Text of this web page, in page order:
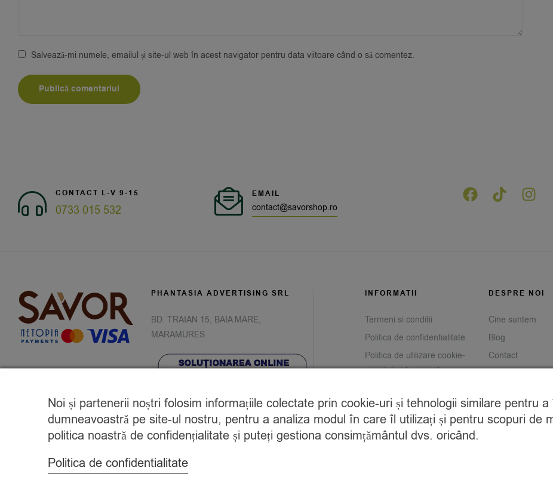
Salvează-mi numele, emailul și site-ul web în acest navigator pentru data viitoare când o să comentez.
CONTACT L-V 9-15
0733 015 532
EMAIL
contact@savorshop.ro
PHANTASIA ADVERTISING SRL
BD. TRAIAN 15, BAIA MARE,
MARAMURES
INFORMATII
Termeni si conditii
Politica de confidentialitate
Politica de utilizare cookie-
uri și tehnologii similare
caracter personal
Returnare produse
Savor Club Rewards
DESPRE NOI
Cine suntem
Blog
Contact
Noi și partenerii noștri folosim informațiile colectate prin cookie-uri și tehnologii similare pentru
dumneavoastră pe site-ul nostru, pentru a analiza modul în care îl utilizați și pentru scopuri de
politica noastră de confidențialitate și puteți gestiona consimțământul dvs. oricând.
Politica de confidentialitate